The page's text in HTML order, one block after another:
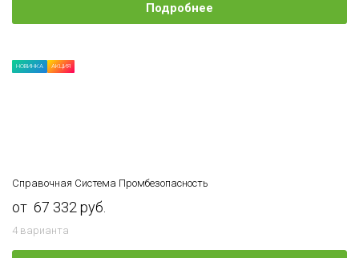
Подробнее
НОВИНКА АКЦИЯ
Справочная Система Промбезопасность
от 67 332 руб.
4 варианта